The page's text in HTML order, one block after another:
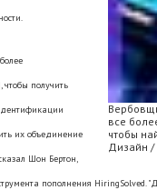
все
чтобы
Дизайн /
получить
их объединение
Шон Бертон,
пополнения HiringSolved.